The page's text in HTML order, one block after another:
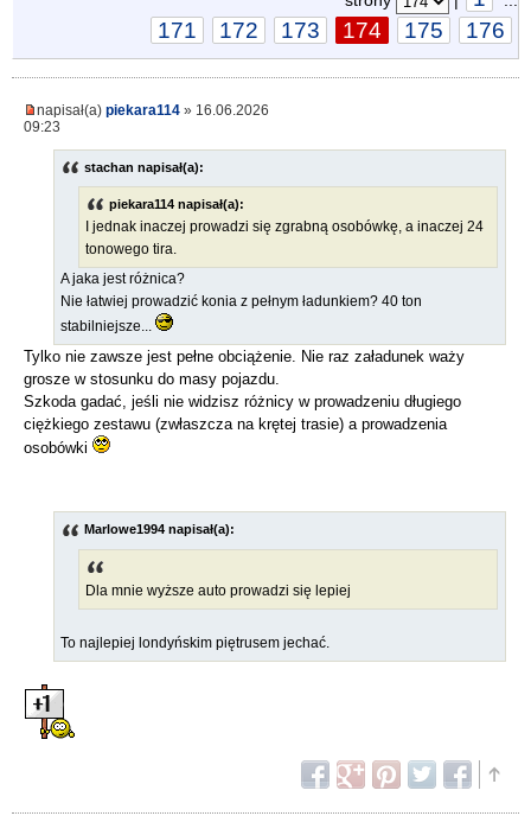
171 172 173 174 175 176
napisał(a) piekara114 » 16.06.2026
09:23
stachan napisał(a):
piekara114 napisał(a):
I jednak inaczej prowadzi się zgrabną osobówkę, a inaczej 24
tonowego tira.
A jaka jest różnica?
Nie łatwiej prowadzić konia z pełnym ładunkiem? 40 ton
stabilniejsze...
Tylko nie zawsze jest pełne obciążenie. Nie raz załadunek waży
grosze w stosunku do masy pojazdu.
Szkoda gadać, jeśli nie widzisz różnicy w prowadzeniu długiego
ciężkiego zestawu (zwłaszcza na krętej trasie) a prowadzenia
osobówki
Marlowe1994 napisał(a):
Dla mnie wyższe auto prowadzi się lepiej
To najlepiej londyńskim piętrusem jechać.